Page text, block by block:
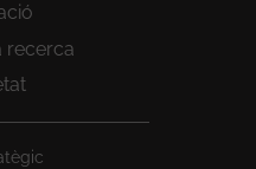
recerca